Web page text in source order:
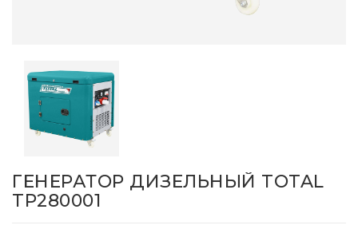
ГЕНЕРАТОР ДИЗЕЛЬНЫЙ TOTAL
TP280001